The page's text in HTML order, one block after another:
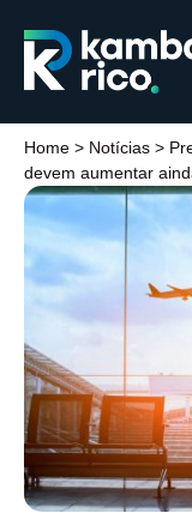
Home > Notícias >
devem aumentar